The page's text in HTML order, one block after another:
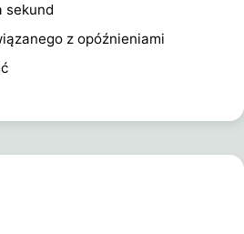
sekund
z opóźnieniami